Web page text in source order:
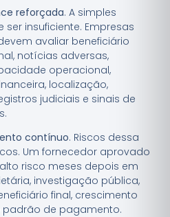
reforçada. A simples
insuficiente. Empresas
avaliar beneficiário
notícias adversas,
operacional,
localização,
judiciais e sinais de
contínuo. Riscos dessa
Um fornecedor aprovado
risco meses depois em
investigação pública,
final, crescimento
de pagamento.